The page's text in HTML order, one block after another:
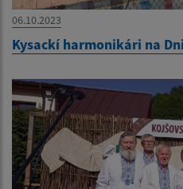
06.10.2023
Kysackí harmonikári na